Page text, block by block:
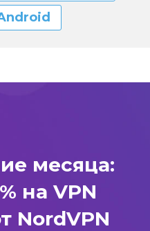
месяца:
на VPN
NordVPN